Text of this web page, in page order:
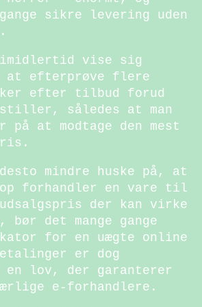
sikre levering uden
imidlertid vise sig
at efterprøve flere
efter tilbud forud
således at man
på at modtage den mest
mindre huske på, at
forhandler en vare til
der kan virke
det mange gange
for en uægte online
er dog
en lov, der garanterer
e-forhandlere.